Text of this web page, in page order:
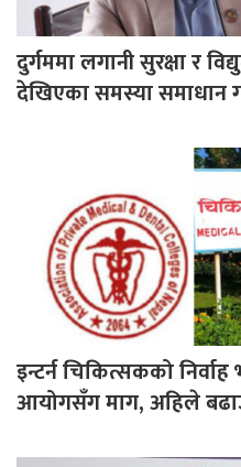
दुर्गममा लगानी सुरक्षा र
देखिएका समस्या समाधान
इन्टर्न चिकित्सकको निर्वाह
आयोगसँग माग, अहिले